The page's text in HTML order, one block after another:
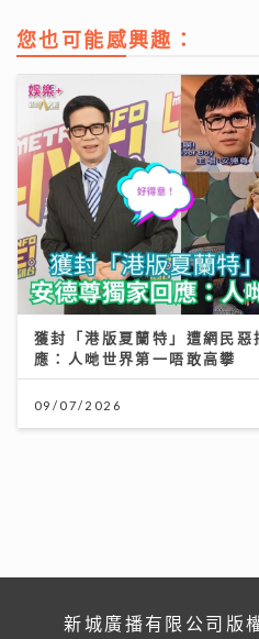
您也可能感興趣：
獲封「港版夏蘭特」遭網民
應：人哋世界第一唔敢高攀
09/07/2026
新城廣播有限公司版